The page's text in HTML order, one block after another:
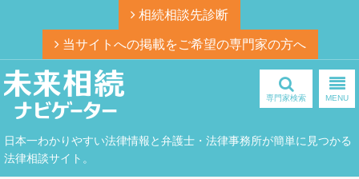
相続相談先診断
当サイトへの掲載をご希望の専門家の方へ
日本一わかりやすい法律情報と弁護士・法律事務所が簡単に見つかる
法律相談サイト。
専門家検索 MENU